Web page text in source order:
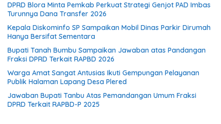
DPRD Blora Minta Pemkab Perkuat Strategi Genjot PAD Imbas
Turunnya Dana Transfer 2026
Kepala Diskominfo SP Sampaikan Mobil Dinas Parkir Dirumah
Hanya Bersifat Sementara
Bupati Tanah Bumbu Sampaikan Jawaban atas Pandangan
Fraksi DPRD Terkait RAPBD 2026
Warga Amat Sangat Antusias Ikuti Gempungan Pelayanan
Publik Halaman Lapang Desa Plered
Jawaban Bupati Tanbu Atas Pemandangan Umum Fraksi
DPRD Terkait RAPBD-P 2025